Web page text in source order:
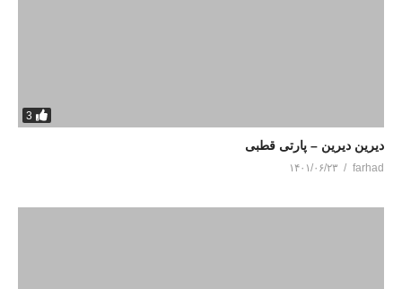
3
دیرین دیرین – پارتی قطبی
farhad ۱۴۰۱/۰۶/۲۳